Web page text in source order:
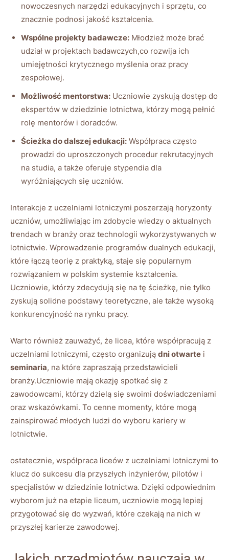
nowoczesnych narzędzi edukacyjnych i sprzętu, co
znacznie podnosi jakość kształcenia.
Wspólne projekty badawcze: Młodzież może brać
udział w projektach badawczych,co rozwija ich
umiejętności krytycznego myślenia oraz pracy
zespołowej.
Możliwość mentorstwa: Uczniowie zyskują dostęp do
ekspertów w dziedzinie lotnictwa, którzy mogą pełnić
rolę mentorów i doradców.
Ścieżka do dalszej edukacji: Współpraca często
prowadzi do uproszczonych procedur rekrutacyjnych
na studia, a także oferuje stypendia dla
wyróżniających się uczniów.
Interakcje z uczelniami lotniczymi poszerzają horyzonty
uczniów, umożliwiając im zdobycie wiedzy o aktualnych
trendach w branży oraz technologii wykorzystywanych w
lotnictwie. Wprowadzenie programów dualnych edukacji,
które łączą teorię z praktyką, staje się popularnym
rozwiązaniem w polskim systemie kształcenia.
Uczniowie, którzy zdecydują się na tę ścieżkę, nie tylko
zyskują solidne podstawy teoretyczne, ale także wysoką
konkurencyjność na rynku pracy.
Warto również zauważyć, że licea, które współpracują z
uczelniami lotniczymi, często organizują dni otwarte i
seminaria, na które zapraszają przedstawicieli
branży.Uczniowie mają okazję spotkać się z
zawodowcami, którzy dzielą się swoimi doświadczeniami
oraz wskazówkami. To cenne momenty, które mogą
zainspirować młodych ludzi do wyboru kariery w
lotnictwie.
ostatecznie, współpraca liceów z uczelniami lotniczymi to
klucz do sukcesu dla przyszłych inżynierów, pilotów i
specjalistów w dziedzinie lotnictwa. Dzięki odpowiednim
wyborom już na etapie liceum, uczniowie mogą lepiej
przygotować się do wyzwań, które czekają na nich w
przyszłej karierze zawodowej.